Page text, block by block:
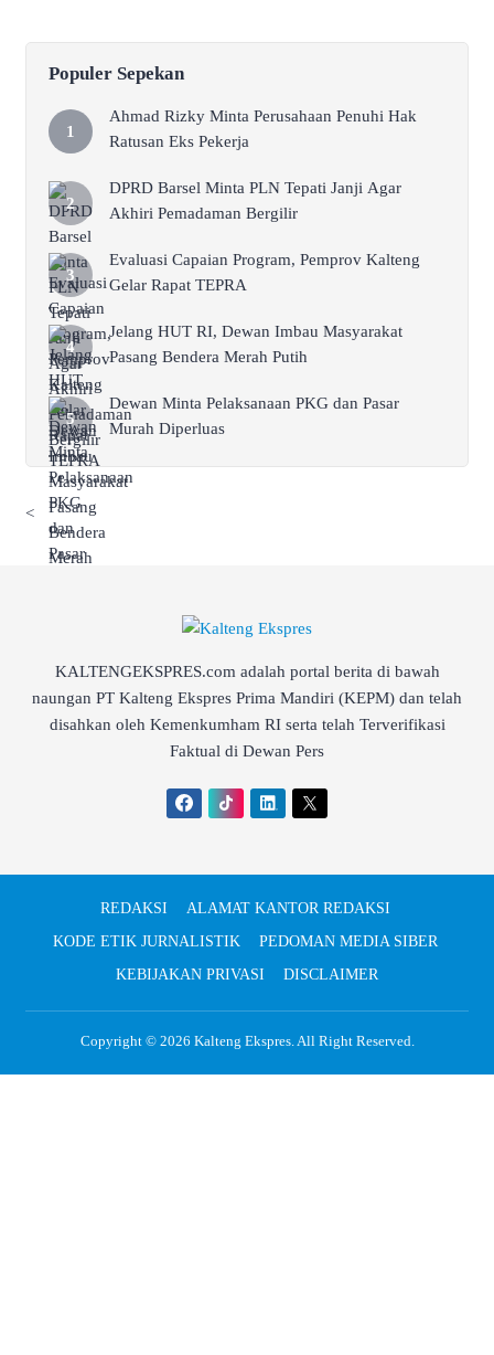
Populer Sepekan
Ahmad Rizky Minta Perusahaan Penuhi Hak
Ratusan Eks Pekerja
DPRD Barsel Minta PLN Tepati Janji Agar
Akhiri Pemadaman Bergilir
Evaluasi Capaian Program, Pemprov Kalteng
Gelar Rapat TEPRA
Jelang HUT RI, Dewan Imbau Masyarakat
Pasang Bendera Merah Putih
Dewan Minta Pelaksanaan PKG dan Pasar
Murah Diperluas
<
KALTENGEKSPRES.com adalah portal berita di bawah
naungan PT Kalteng Ekspres Prima Mandiri (KEPM) dan telah
disahkan oleh Kemenkumham RI serta telah Terverifikasi
Faktual di Dewan Pers
REDAKSI
ALAMAT KANTOR REDAKSI
KODE ETIK JURNALISTIK
PEDOMAN MEDIA SIBER
KEBIJAKAN PRIVASI
DISCLAIMER
Copyright © 2026 Kalteng Ekspres. All Right Reserved.